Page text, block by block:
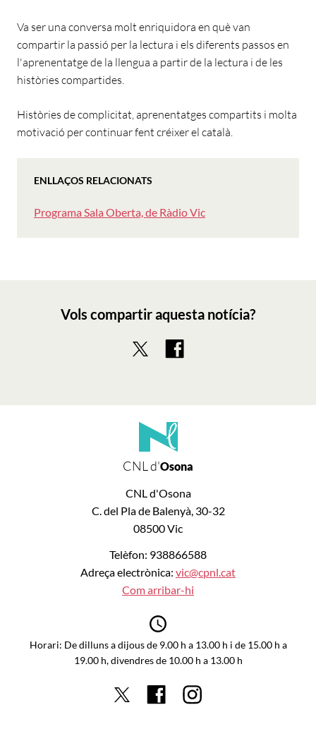
Va ser una conversa molt enriquidora en què van
compartir la passió per la lectura i els diferents passos en
l'aprenentatge de la llengua a partir de la lectura i de les
històries compartides.
Històries de complicitat, aprenentatges compartits i molta
motivació per continuar fent créixer el català.
ENLLAÇOS RELACIONATS
Programa Sala Oberta, de Ràdio Vic
Vols compartir aquesta notícia?
CNL d'Osona
CNL d'Osona
C. del Pla de Balenyà, 30-32
08500 Vic
Telèfon: 938866588
Adreça electrònica: vic@cpnl.cat
Com arribar-hi
Horari: De dilluns a dijous de 9.00 h a 13.00 h i de 15.00 h a
19.00 h, divendres de 10.00 h a 13.00 h